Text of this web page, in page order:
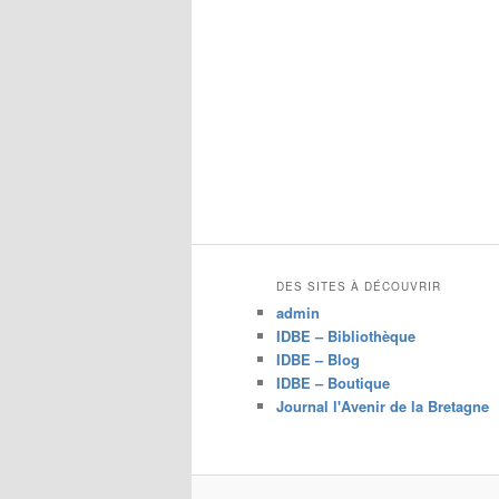
DES SITES À DÉCOUVRIR
admin
IDBE – Bibliothèque
IDBE – Blog
IDBE – Boutique
Journal l'Avenir de la Bretagne